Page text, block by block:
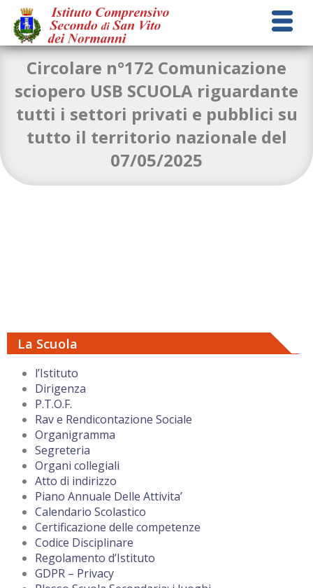
La Scuola
l’Istituto
Dirigenza
P.T.O.F.
Rav e Rendicontazione Sociale
Organigramma
Segreteria
Organi collegiali
Atto di indirizzo
Piano Annuale Delle Attivita’
Calendario Scolastico
Certificazione delle competenze
Codice Disciplinare
Regolamento d’Istituto
GDPR – Privacy
Circolare n°172 Comunicazione
sciopero USB SCUOLA riguardante
tutti i settori privati e pubblici su
tutto il territorio nazionale del
07/05/2025
Circolare n.172 Comunicazione sciopero USB
SCUOLA
Download